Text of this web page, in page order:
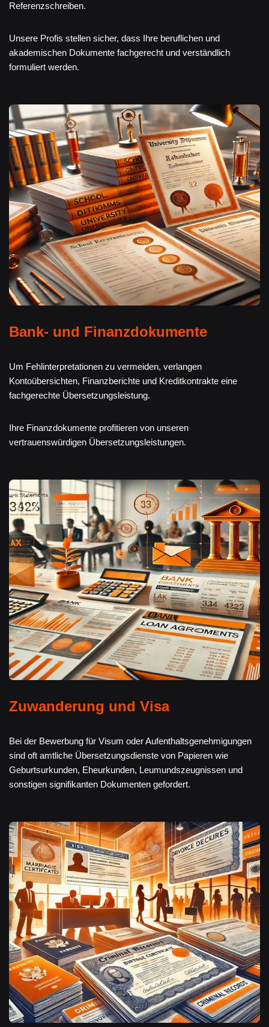
Referenzschreiben.
Unsere Profis stellen sicher, dass Ihre beruflichen und
akademischen Dokumente fachgerecht und verständlich
formuliert werden.
Bank- und Finanzdokumente
Um Fehlinterpretationen zu vermeiden, verlangen
Kontoübersichten, Finanzberichte und Kreditkontrakte eine
fachgerechte Übersetzungsleistung.
Ihre Finanzdokumente profitieren von unseren
vertrauenswürdigen Übersetzungsleistungen.
Zuwanderung und Visa
Bei der Bewerbung für Visum oder Aufenthaltsgenehmigungen
sind oft amtliche Übersetzungsdienste von Papieren wie
Geburtsurkunden, Eheurkunden, Leumundszeugnissen und
sonstigen signifikanten Dokumenten gefordert.